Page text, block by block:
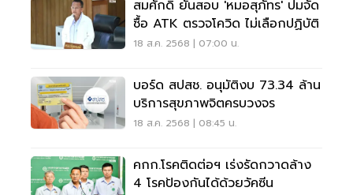
สมศักดิ์ ยันสอบ 'หมอสุภัทร' ปมจัด
ซื้อ ATK ตรวจโควิด ไม่เลือกปฏิบัติ
18 ส.ค. 2568 | 07:00 น.
บอร์ด สปสช. อนุมัติงบ 73.34 ล้าน
บริการสุขภาพจิตครบวงจร
18 ส.ค. 2568 | 08:45 น.
คกก.โรคติดต่อฯ เร่งรัดกวาดล้าง
4 โรคป้องกันได้ด้วยวัคซีน